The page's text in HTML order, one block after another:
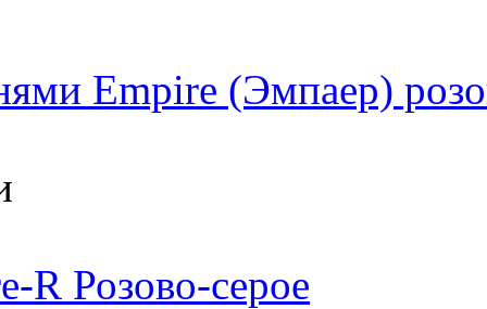
Empire (Эмпаер)
R Розово-серое